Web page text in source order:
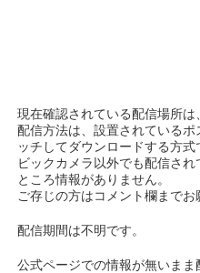
現在確認されている配信場所は
配信方法は、設置されている
ッチしてダウンロードする方式
ビックカメラ以外でも配信さ
ところ情報がありません。
ご存じの方はコメント欄までお
配信期間は不明です。
公式ページでの情報が無いま